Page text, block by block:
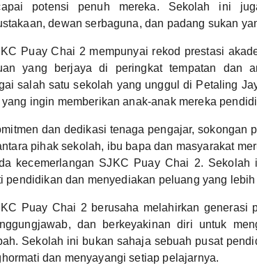
potensi penuh mereka. Sekolah ini
dewan serbaguna, dan padang sukan
Puay Chai 2 mempunyai rekod prestasi
yang berjaya di peringkat tempatan dan
salah satu sekolah yang unggul di Petaling
yang ingin memberikan anak-anak mereka
dan dedikasi tenaga pengajar, sokongan
pihak sekolah, ibu bapa dan masyarakat
kecemerlangan SJKC Puay Chai 2. Sekolah
pendidikan dan menyediakan peluang yang
Puay Chai 2 berusaha melahirkan generasi
dan berkeyakinan diri untuk
Sekolah ini bukan sahaja sebuah pusat
dan menyayangi setiap pelajarnya.